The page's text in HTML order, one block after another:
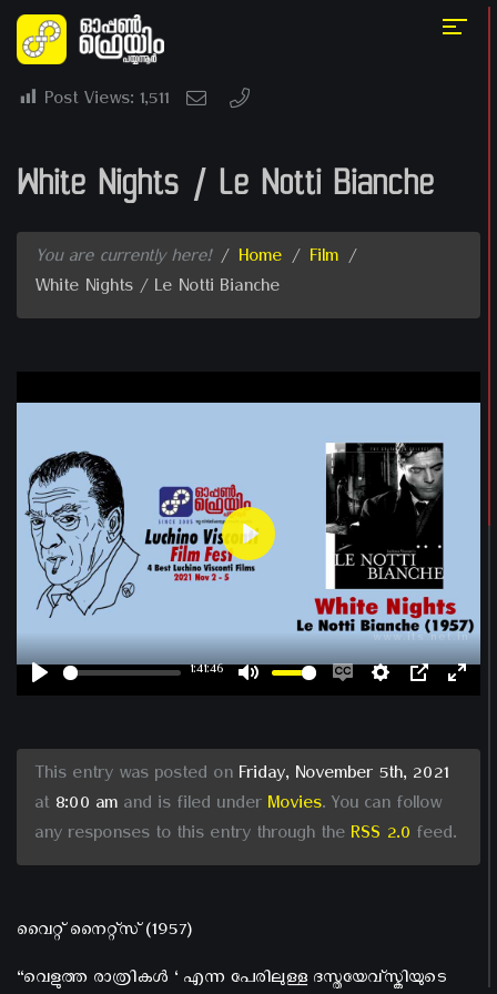
Post Views: 1,511
White Nights / Le Notti Bianche
You are currently here! / Home / Film /
White Nights / Le Notti Bianche
Play
1:41:46
Mute
EnableSettings
PIP
Play
This entry was posted on Friday, November 5th, 2021
at 8:00 am and is filed under Movies. You can follow
any responses to this entry through the RSS 2.0 feed.
വൈറ്റ് നൈറ്റ്സ് (1957)
“വെളുത്ത രാത്രികൾ ‘ എന്ന പേരിലുള്ള ദസ്തയേവ്സ്കിയുടെ